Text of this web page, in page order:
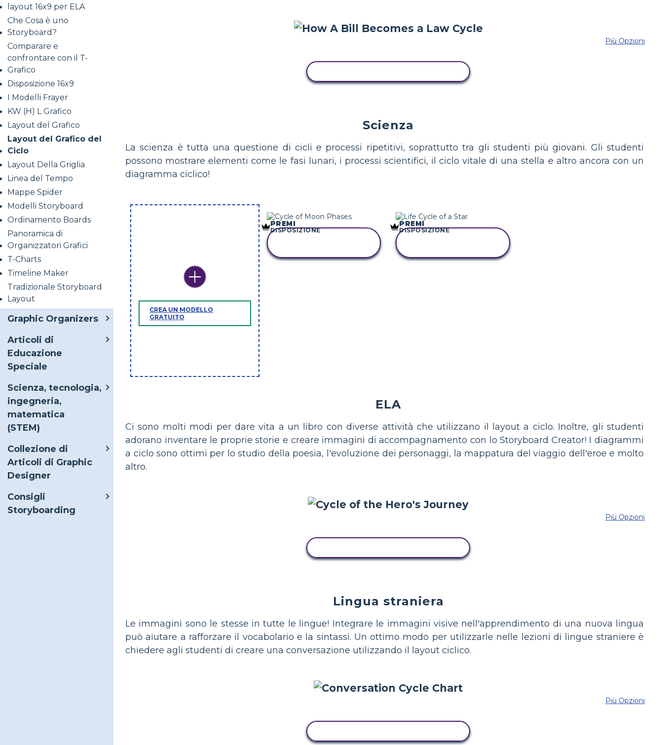
layout 16x9 per ELA
Che Cosa è uno
Storyboard?
Comparare e
confrontare con il T-
Grafico
Disposizione 16x9
I Modelli Frayer
KW (H) L Grafico
Layout del Grafico
Layout del Grafico del
Ciclo
Layout Della Griglia
Linea del Tempo
Mappe Spider
Modelli Storyboard
Ordinamento Boards
Panoramica di
Organizzatori Grafici
T-Charts
Timeline Maker
Tradizionale Storyboard
Layout
Graphic Organizers
Articoli di
Educazione
Speciale
Scienza, tecnologia,
ingegneria,
matematica
(STEM)
Collezione di
Articoli di Graphic
Designer
Consigli
Storyboarding
Più Opzioni
Scienza
La scienza è tutta una questione di cicli e processi ripetitivi, soprattutto tra gli studenti più giovani. Gli studenti
possono mostrare elementi come le fasi lunari, i processi scientifici, il ciclo vitale di una stella e altro ancora con un
diagramma ciclico!
CREA UN MODELLO
GRATUITO
PREMI
DISPOSIZIONE
PREMI
DISPOSIZIONE
ELA
Ci sono molti modi per dare vita a un libro con diverse attività che utilizzano il layout a ciclo. Inoltre, gli studenti
adorano inventare le proprie storie e creare immagini di accompagnamento con lo Storyboard Creator! I diagrammi
a ciclo sono ottimi per lo studio della poesia, l'evoluzione dei personaggi, la mappatura del viaggio dell'eroe e molto
altro.
Più Opzioni
Lingua straniera
Le immagini sono le stesse in tutte le lingue! Integrare le immagini visive nell'apprendimento di una nuova lingua
può aiutare a rafforzare il vocabolario e la sintassi. Un ottimo modo per utilizzarle nelle lezioni di lingue straniere è
chiedere agli studenti di creare una conversazione utilizzando il layout ciclico.
Più Opzioni